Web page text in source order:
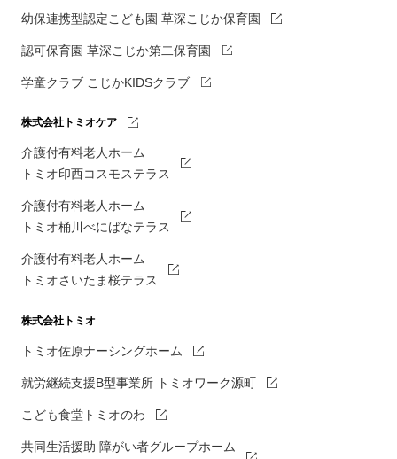
幼保連携型認定こども園 草深こじか保育園
認可保育園 草深こじか第二保育園
学童クラブ こじかKIDSクラブ
株式会社トミオケア
介護付有料老人ホーム
トミオ印西コスモステラス
介護付有料老人ホーム
トミオ桶川べにばなテラス
介護付有料老人ホーム
トミオさいたま桜テラス
株式会社トミオ
トミオ佐原ナーシングホーム
就労継続支援B型事業所 トミオワーク源町
こども食堂トミオのわ
共同生活援助 障がい者グループホーム